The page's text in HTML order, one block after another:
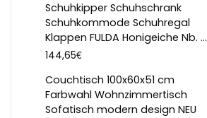
Schuhkipper Schuhschrank
Schuhkommode Schuhregal
Klappen FULDA Honigeiche Nb. ...
144,65€
Couchtisch 100x60x51 cm
Farbwahl Wohnzimmertisch
Sofatisch modern design NEU